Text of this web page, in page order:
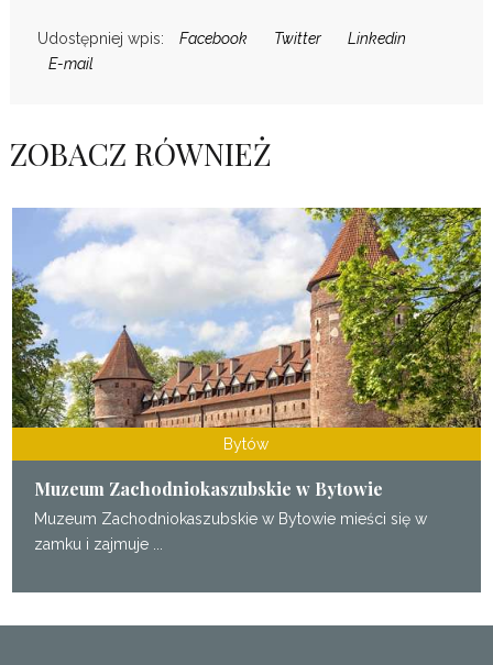
Udostępniej wpis: Facebook Twitter
Linkedin
E-mail
ZOBACZ RÓWNIEŻ
Bytów
Muzeum Zachodniokaszubskie w Bytowie
Muzeum Zachodniokaszubskie w Bytowie mieści się w
zamku i zajmuje ...